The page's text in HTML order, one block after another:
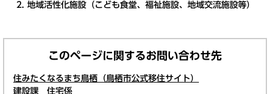
地域活性化施設（こども食堂、福祉施設、地域交流施設等）
このページに関するお問い合わせ先
住みたくなるまち鳥栖（鳥栖市公式移住サイト）
建設課 住宅係